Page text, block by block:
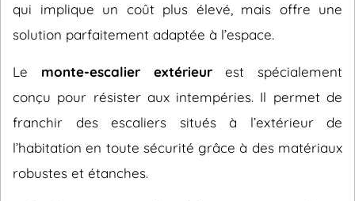
qui implique un coût plus élevé, mais offre une
solution parfaitement adaptée à l’espace.
Le monte-escalier extérieurest spécialement
conçu pour résister aux intempéries. Il permet de
franchir des escaliers situés à l’extérieur de
l’habitation en toute sécurité grâce à des matériaux
robustes et étanches.